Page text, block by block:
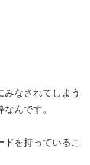
なされてしまう
んです。
を持っているこ